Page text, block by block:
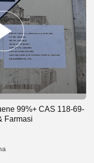
99%+ CAS 118-69-
Farmasi